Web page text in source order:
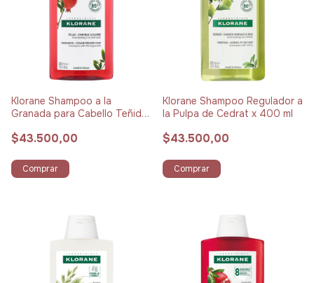
Klorane Shampoo a la
Granada para Cabello Teñido
$43.500,00
Comprar
Klorane Shampoo Regulador a
la Pulpa de Cedrat x 400 ml
$43.500,00
Comprar